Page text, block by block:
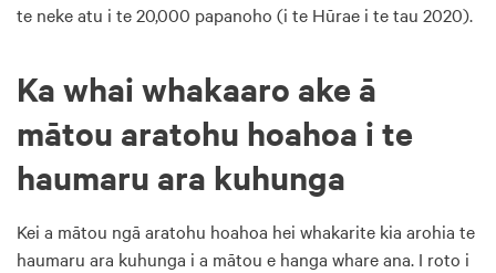
te neke atu i te 20,000 papanoho (i te Hūrae i te tau 2020).
Ka whai whakaaro ake ā
mātou aratohu hoahoa i te
haumaru ara kuhunga
Kei a mātou ngā aratohu hoahoa hei whakarite kia arohia te
haumaru ara kuhunga i a mātou e hanga whare ana. I roto i